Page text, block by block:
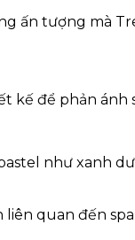
ấn tượng mà
để phản ánh
như xanh
quan đến